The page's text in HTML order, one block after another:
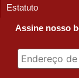
Estatuto
Assine nosso